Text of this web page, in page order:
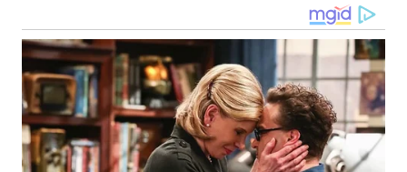
KALTENG
WN
KALTARA
WN
KALSEL